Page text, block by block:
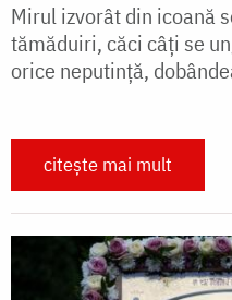
Mirul izvorât din icoană
tămăduiri, căci câţi se
orice neputinţă,
citește mai mult